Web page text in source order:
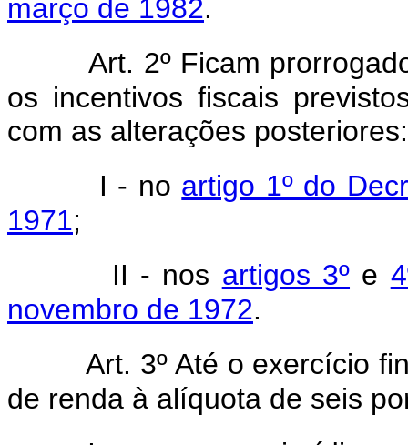
março de 1982.
Art. 2º Ficam
os incentivos fiscais
com as alterações posteriores:
I - no artigo 1º do
1971;
II - nos artigos 3º e
novembro de 1972.
Art. 3º Até o exercício
de renda à alíquota de seis